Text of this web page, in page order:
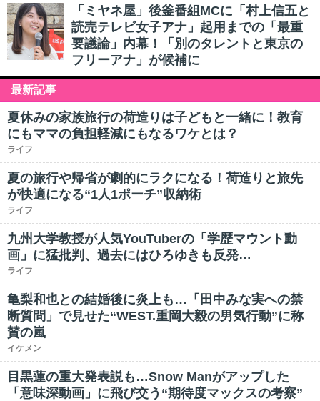
「ミヤネ屋」後釜番組MCに「村上信五と
読売テレビ女子アナ」起用までの「最重
要議論」内幕！「別のタレントと東京の
フリーアナ」が候補に
最新記事
夏休みの家族旅行の荷造りは子どもと一緒に！教育
にもママの負担軽減にもなるワケとは？
ライフ
夏の旅行や帰省が劇的にラクになる！荷造りと旅先
が快適になる“1人1ポーチ”収納術
ライフ
九州大学教授が人気YouTuberの「学歴マウント動
画」に猛批判、過去にはひろゆきも反発…
ライフ
亀梨和也との結婚後に炎上も…「田中みな実への禁
断質問」で見せた“WEST.重岡大毅の男気行動”に称
賛の嵐
イケメン
目黒蓮の重大発表説も…Snow Manがアップした
「意味深動画」に飛び交う“期待度マックスの考察”